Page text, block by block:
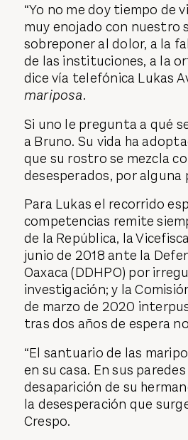
“Yo no me doy tiempo de
muy enojado con nuestro
sobreponer al dolor, a la
de las instituciones, a la
dice vía telefónica Lukas
mariposa.
Si uno le pregunta a qué
a Bruno. Su vida ha
que su rostro se mezcla
desesperados, por
Para Lukas el recorrido
competencias remite
de la República, la
junio de 2018 ante la
Oaxaca (DDHPO) por
investigación; y la
de marzo de 2020
tras dos años de espera
“El santuario de las
en su casa. En sus
desaparición de su
la desesperación que
Crespo.